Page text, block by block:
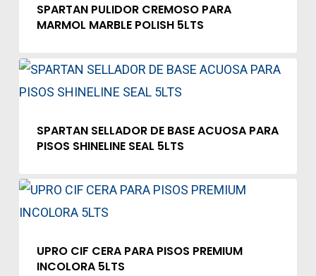
SPARTAN PULIDOR CREMOSO PARA
MARMOL MARBLE POLISH 5LTS
SPARTAN SELLADOR DE BASE ACUOSA PARA
PISOS SHINELINE SEAL 5LTS
UPRO CIF CERA PARA PISOS PREMIUM
INCOLORA 5LTS